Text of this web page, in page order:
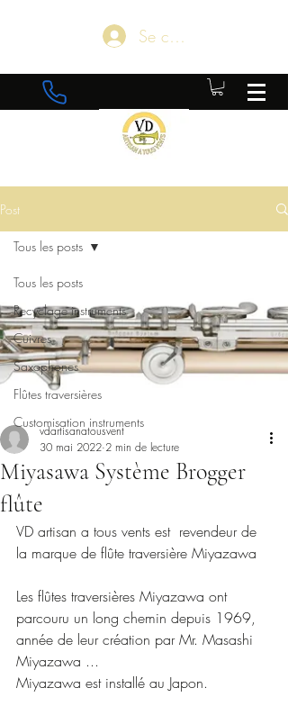
Se connecter
Post
Tous les posts
Recyclage instruments
Cuivres
Saxophones
Flûtes traversières
Customisation instruments
Tous les posts
Miyasawa Système Brogger
flûte
vdartisanatousvent
30 mai 2022 2 min de lecture
VD artisan a tous vents est  revendeur de
la marque de flûte traversière Miyazawa
Les flûtes traversières Miyazawa ont
parcouru un long chemin depuis 1969,
année de leur création par Mr. Masashi
Miyazawa ...
Miyazawa est installé au Japon.